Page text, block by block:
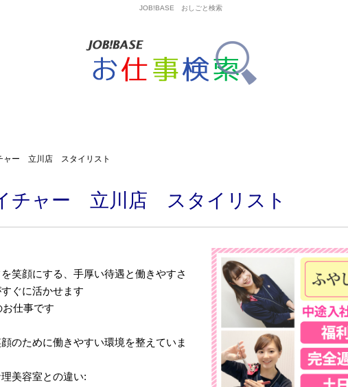
JOB!BASE おしごと検索
ャー 立川店 スタイリスト
チャー 立川店 スタイリスト
笑顔にする、手厚い待遇と働きやすさ
ぐに活かせます
仕事です
のために働きやすい環境を整えていま
美容室との違い: